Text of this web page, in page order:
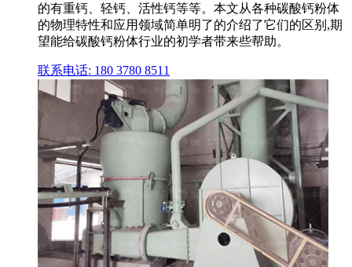
的有重钙、轻钙、活性钙等等。本文从各种碳酸钙粉体
的物理特性和应用领域简单明了的介绍了它们的区别,期
望能给碳酸钙粉体行业的初学者带来些帮助。
联系电话: 180 3780 8511